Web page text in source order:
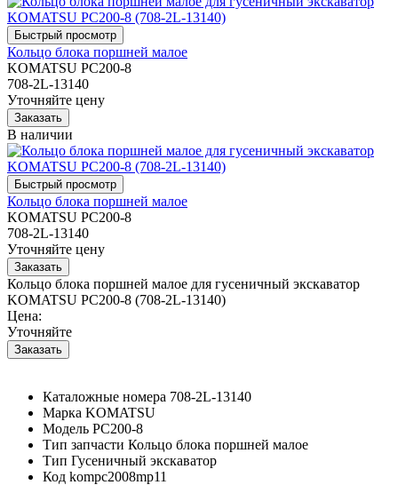
Кольцо блока поршней малое
KOMATSU PC200-8
708-2L-13140
Уточняйте цену
В наличии
Кольцо блока поршней малое
KOMATSU PC200-8
708-2L-13140
Уточняйте цену
Кольцо блока поршней малое для гусеничный экскаватор
KOMATSU PC200-8 (708-2L-13140)
Цена:
Уточняйте
Каталожные номера 708-2L-13140
Марка KOMATSU
Модель PC200-8
Тип запчасти Кольцо блока поршней малое
Тип Гусеничный экскаватор
Код kompc2008mp11